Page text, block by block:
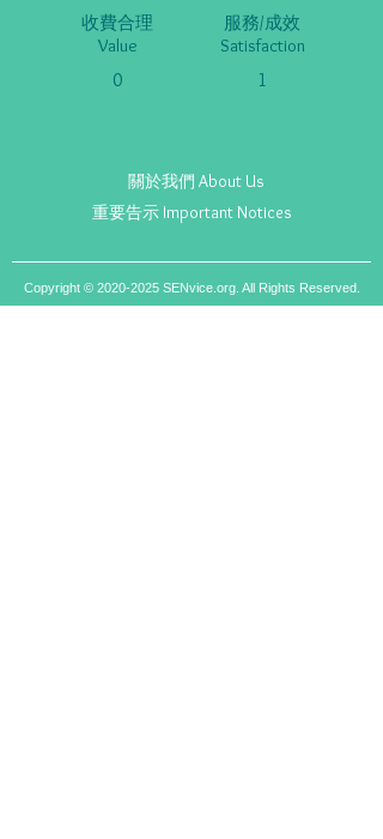
收費合理
Value
服務/成效
Satisfaction
0 1
關於我們 About Us
重要告示 Important Notices
Copyright © 2020-2025SENvice.org. All Rights Reserved.